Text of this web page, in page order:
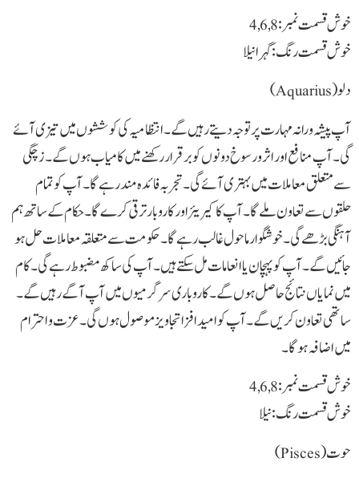
خوش قسمت نمبر: 4,6,8
خوش قسمت رنگ: گہرا نیلا
دلو(Aquarius)
آپ پیشہ ورانہ مہارت پر توجہ دیتے رہیں گے۔ انتظامیہ کی کوششوں میں تیزی آئے
گی۔ آپ منافع اور اثر و رسوخ دونوں کو برقرار رکھنے میں کامیاب ہوں گے۔ زچگی
سے متعلق معاملات میں بہتری آئے گی۔ تجربہ فائدہ مند رہے گا۔ آپ کو تمام
حلقوں سے تعاون ملے گا۔ آپ کا کیریئر اور کاروبار ترقی کرے گا۔ حکام کے ساتھ ہم
آہنگی بڑھے گی۔ خوشگوار ماحول غالب رہے گا۔ حکومت سے متعلقہ معاملات حل ہو
جائیں گے۔ آپ کو پہچان یا انعامات مل سکتے ہیں۔ آپ کی ساکھ مضبوط رہے گی۔ کام
میں نمایاں نتائج حاصل ہوں گے۔ کاروباری سرگرمیوں میں آپ آگے رہیں گے۔
ساتھی تعاون کریں گے۔ آپ کو امید افزا تجاویز موصول ہوں گی۔ عزت و احترام
میں اضافہ ہوگا۔
خوش قسمت نمبر: 4,6,8
خوش قسمت رنگ: نیلا
حوت(Pisces)